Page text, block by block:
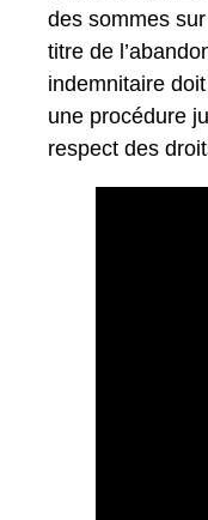
des sommes
titre de
indemnitaire
une procédure
respect des